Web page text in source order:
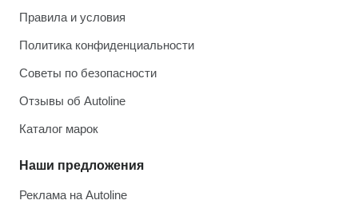
Правила и условия
Политика конфиденциальности
Советы по безопасности
Отзывы об Autoline
Каталог марок
Наши предложения
Реклама на Autoline